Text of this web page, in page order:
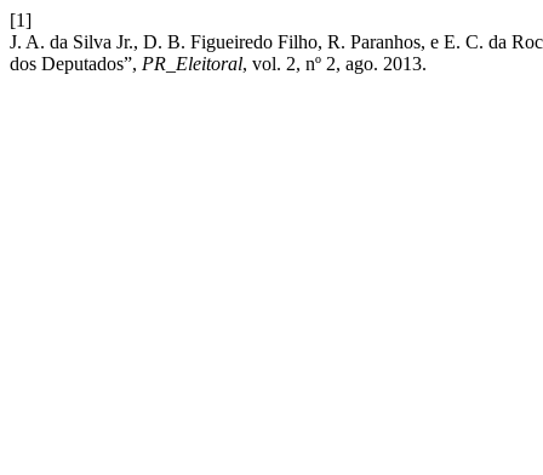
[1]
J. A. da Silva Jr., D. B. Figueiredo Filho, R. Paranhos, e E. C. da
dos Deputados”, PR_Eleitoral, vol. 2, nº 2, ago. 2013.